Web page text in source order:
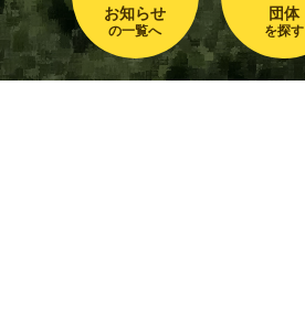
お知らせ
の一覧へ
団体
を探す